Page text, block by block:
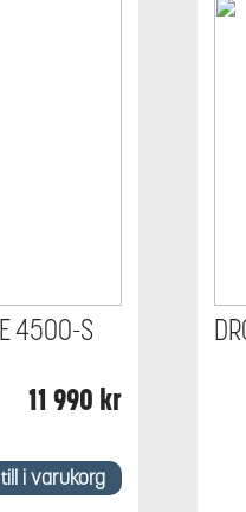
4500-S
11 990 kr
i varukorg